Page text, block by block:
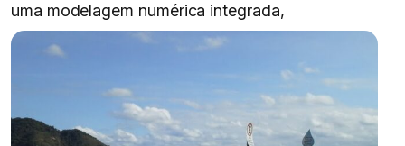
uma modelagem numérica integrada,